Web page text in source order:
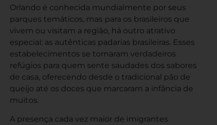
Orlando é conhecida mundialmente por seus
parques temáticos, mas para os brasileiros que
vivem ou visitam a região, há outro atrativo
especial: as autênticas padarias brasileiras. Esses
estabelecimentos se tornaram verdadeiros
refúgios para quem sente saudades dos sabores
de casa, oferecendo desde o tradicional pão de
queijo até os doces que marcaram a infância de
muitos.
A presença cada vez maior de imigrantes